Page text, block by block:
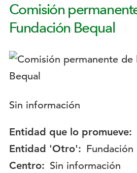
Comisión
Fundación Bequal
Logotipo:
Descripción:
Sin información
Entidad que lo promueve:
Entidad 'Otro': Fundación
Centro: Sin información